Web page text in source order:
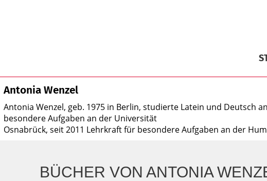
Antonia Wenzel
Antonia Wenzel, geb. 1975 in Berlin, studierte Latein und Deutsch
besondere Aufgaben an der Universität
Osnabrück, seit 2011 Lehrkraft für besondere Aufgaben an der
BÜCHER VON ANTONIA